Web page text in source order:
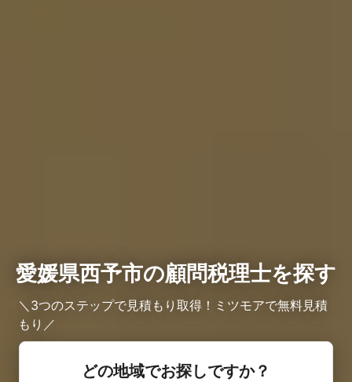
愛媛県西予市の顧問税理士を探す
＼3つのステップで見積もり取得！ミツモアで無料見積
もり／
どの地域でお探しですか？